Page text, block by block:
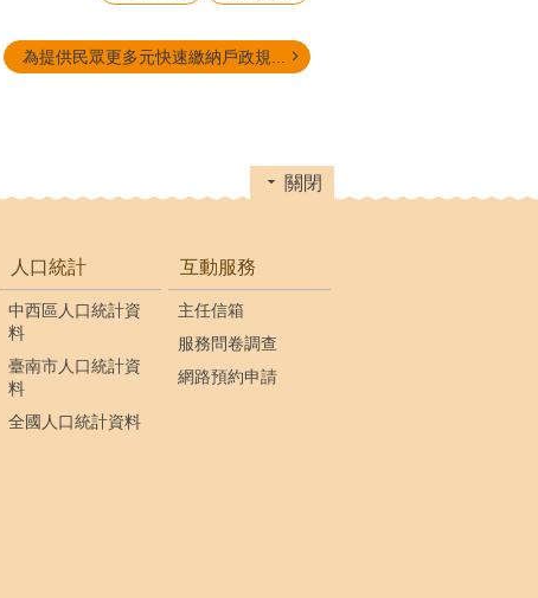
為提供民眾更多元快速繳納戶政規...
關閉
人口統計
中西區人口統計資
料
臺南市人口統計資
料
全國人口統計資料
互動服務
主任信箱
服務問卷調查
網路預約申請